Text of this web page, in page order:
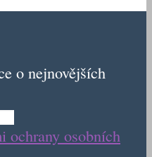
o nejnovějších
ochrany osobních